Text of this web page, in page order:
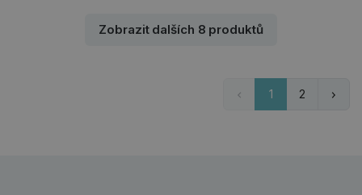
Zobrazit dalších 8 produktů
1 2